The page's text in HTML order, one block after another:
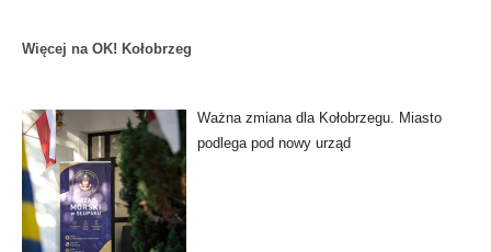
Więcej na OK! Kołobrzeg
Ważna zmiana dla Kołobrzegu. Miasto
podlega pod nowy urząd